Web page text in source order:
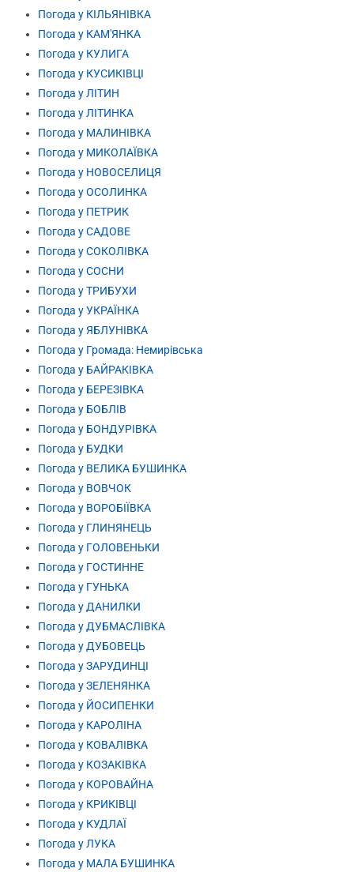
Погода у КІЛЬЯНІВКА
Погода у КАМ'ЯНКА
Погода у КУЛИГА
Погода у КУСИКІВЦІ
Погода у ЛІТИН
Погода у ЛІТИНКА
Погода у МАЛИНІВКА
Погода у МИКОЛАЇВКА
Погода у НОВОСЕЛИЦЯ
Погода у ОСОЛИНКА
Погода у ПЕТРИК
Погода у САДОВЕ
Погода у СОКОЛІВКА
Погода у СОСНИ
Погода у ТРИБУХИ
Погода у УКРАЇНКА
Погода у ЯБЛУНІВКА
Погода у Громада: Немирівська
Погода у БАЙРАКІВКА
Погода у БЕРЕЗІВКА
Погода у БОБЛІВ
Погода у БОНДУРІВКА
Погода у БУДКИ
Погода у ВЕЛИКА БУШИНКА
Погода у ВОВЧОК
Погода у ВОРОБІЇВКА
Погода у ГЛИНЯНЕЦЬ
Погода у ГОЛОВЕНЬКИ
Погода у ГОСТИННЕ
Погода у ГУНЬКА
Погода у ДАНИЛКИ
Погода у ДУБМАСЛІВКА
Погода у ДУБОВЕЦЬ
Погода у ЗАРУДИНЦІ
Погода у ЗЕЛЕНЯНКА
Погода у ЙОСИПЕНКИ
Погода у КАРОЛІНА
Погода у КОВАЛІВКА
Погода у КОЗАКІВКА
Погода у КОРОВАЙНА
Погода у КРИКІВЦІ
Погода у КУДЛАЇ
Погода у ЛУКА
Погода у МАЛА БУШИНКА